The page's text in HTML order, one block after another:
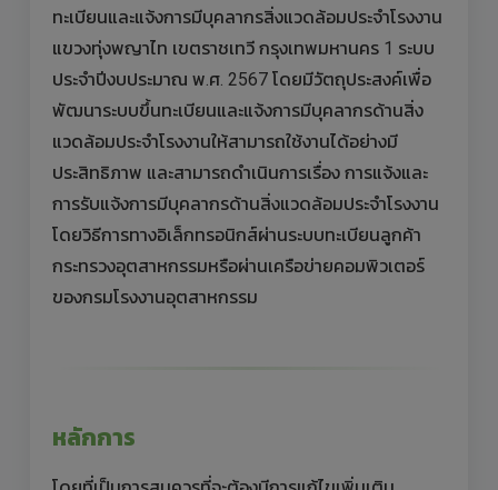
ทะเบียนและแจ้งการมีบุคลากรสิ่งแวดล้อมประจำโรงงาน
แขวงทุ่งพญาไท เขตราชเทวี กรุงเทพมหานคร 1 ระบบ
ประจำปีงบประมาณ พ.ศ. 2567 โดยมีวัตถุประสงค์เพื่อ
พัฒนาระบบขึ้นทะเบียนและแจ้งการมีบุคลากรด้านสิ่ง
แวดล้อมประจำโรงงานให้สามารถใช้งานได้อย่างมี
ประสิทธิภาพ และสามารถดำเนินการเรื่อง การแจ้งและ
การรับแจ้งการมีบุคลากรด้านสิ่งแวดล้อมประจำโรงงาน
โดยวิธีการทางอิเล็กทรอนิกส์ผ่านระบบทะเบียนลูกค้า
กระทรวงอุตสาหกรรมหรือผ่านเครือข่ายคอมพิวเตอร์
ของกรมโรงงานอุตสาหกรรม
หลักการ